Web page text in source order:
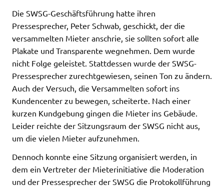
Die SWSG-Geschäftsführung hatte ihren
Pressesprecher, Peter Schwab, geschickt, der die
versammelten Mieter anschrie, sie sollten sofort alle
Plakate und Transparente wegnehmen. Dem wurde
nicht Folge geleistet. Stattdessen wurde der SWSG-
Pressesprecher zurechtgewiesen, seinen Ton zu ändern.
Auch der Versuch, die Versammelten sofort ins
Kundencenter zu bewegen, scheiterte. Nach einer
kurzen Kundgebung gingen die Mieter ins Gebäude.
Leider reichte der Sitzungsraum der SWSG nicht aus,
um die vielen Mieter aufzunehmen.
Dennoch konnte eine Sitzung organisiert werden, in
dem ein Vertreter der Mieterinitiative die Moderation
und der Pressesprecher der SWSG die Protokollführung